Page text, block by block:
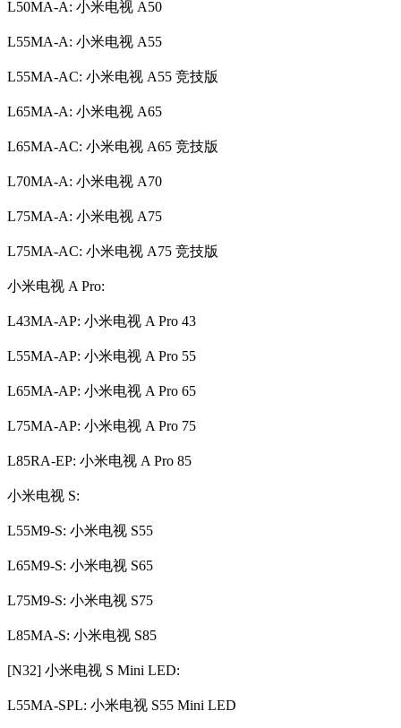
L50MA-A: 小米电视 A50
L55MA-A: 小米电视 A55
L55MA-AC: 小米电视 A55 竞技版
L65MA-A: 小米电视 A65
L65MA-AC: 小米电视 A65 竞技版
L70MA-A: 小米电视 A70
L75MA-A: 小米电视 A75
L75MA-AC: 小米电视 A75 竞技版
小米电视 A Pro:
L43MA-AP: 小米电视 A Pro 43
L55MA-AP: 小米电视 A Pro 55
L65MA-AP: 小米电视 A Pro 65
L75MA-AP: 小米电视 A Pro 75
L85RA-EP: 小米电视 A Pro 85
小米电视 S:
L55M9-S: 小米电视 S55
L65M9-S: 小米电视 S65
L75M9-S: 小米电视 S75
L85MA-S: 小米电视 S85
[N32] 小米电视 S Mini LED:
L55MA-SPL: 小米电视 S55 Mini LED